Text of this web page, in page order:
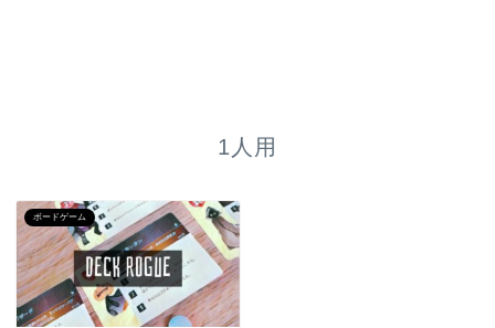
1人用
ボードゲーム